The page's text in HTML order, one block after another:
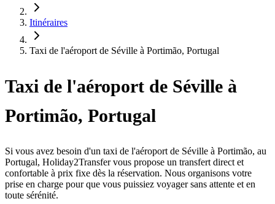
Itinéraires
Taxi de l'aéroport de Séville à Portimão, Portugal
Taxi de l'aéroport de Séville à
Portimão, Portugal
Si vous avez besoin d'un taxi de l'aéroport de Séville à Portimão, au
Portugal, Holiday2Transfer vous propose un transfert direct et
confortable à prix fixe dès la réservation. Nous organisons votre
prise en charge pour que vous puissiez voyager sans attente et en
toute sérénité.